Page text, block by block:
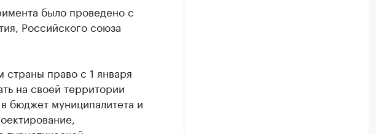
было проведено с
Российского союза
страны право с 1 января
на своей территории
бюджет муниципалитета и